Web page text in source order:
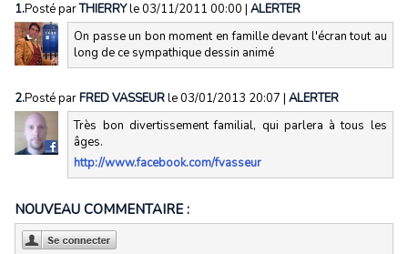
1.Posté parTHIERRYle 03/11/2011 00:00 | ALERTER
On passe un bon moment en famille devant l'écran tout au
long de ce sympathique dessin animé
2.Posté parFRED VASSEURle 03/01/2013 20:07 | ALERTER
Très bon divertissement familial, qui parlera à tous les
âges.
http://www.facebook.com/fvasseur
NOUVEAU COMMENTAIRE :